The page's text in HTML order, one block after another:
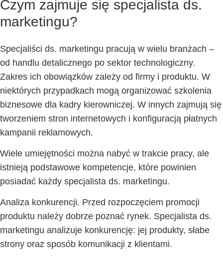
Czym zajmuje się specjalista ds.
marketingu?
Specjaliści ds. marketingu pracują w wielu branżach –
od handlu detalicznego po sektor technologiczny.
Zakres ich obowiązków zależy od firmy i produktu. W
niektórych przypadkach mogą organizować szkolenia
biznesowe dla kadry kierowniczej. W innych zajmują się
tworzeniem stron internetowych i konfiguracją płatnych
kampanii reklamowych.
Wiele umiejętności można nabyć w trakcie pracy, ale
istnieją podstawowe kompetencje, które powinien
posiadać każdy specjalista ds. marketingu.
Analiza konkurencji. Przed rozpoczęciem promocji
produktu należy dobrze poznać rynek. Specjalista ds.
marketingu analizuje konkurencję: jej produkty, słabe
strony oraz sposób komunikacji z klientami.